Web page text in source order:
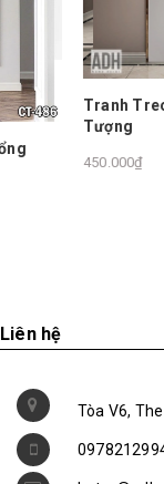
Tranh Treo
Tượng
450.000₫
Liên hệ
Tòa V6,